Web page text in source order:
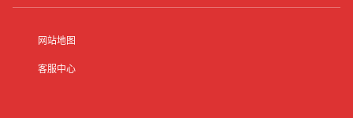
网站地图
客服中心